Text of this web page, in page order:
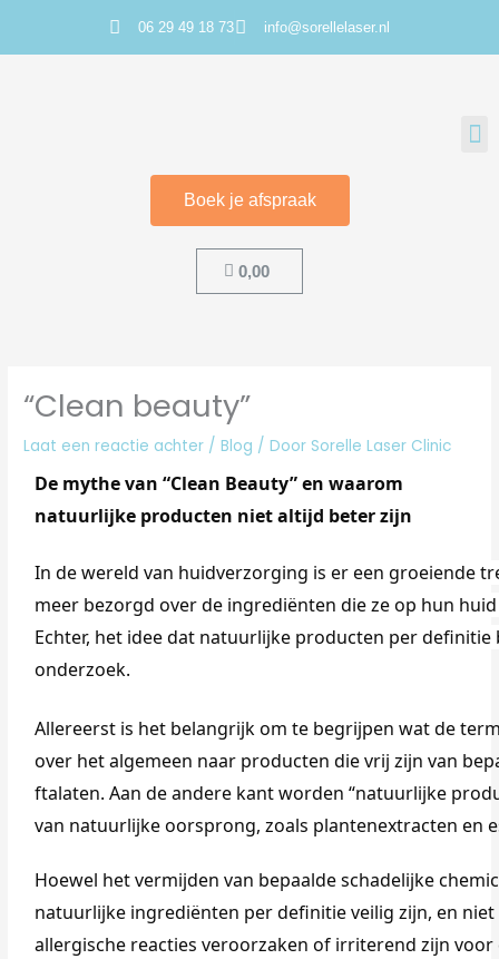
06 29 49 18 73 info@sorellelaser.nl
Boek je afspraak
0,00
Cart
“Clean beauty”
Laat een reactie achter /Blog / Door Sorelle Laser Clinic
De mythe van “Clean Beauty” en waarom
natuurlijke producten niet altijd beter zijn
In de wereld van huidverzorging is er een groeiende
meer bezorgd over de ingrediënten die ze op hun
Echter, het idee dat natuurlijke producten per
onderzoek.
Allereerst is het belangrijk om te begrijpen wat de
over het algemeen naar producten die vrij zijn van
ftalaten. Aan de andere kant worden “natuurlijke
van natuurlijke oorsprong, zoals plantenextracten en
Hoewel het vermijden van bepaalde schadelijke
natuurlijke ingrediënten perdefinitie veilig zijn, en
allergische reacties veroorzaken of irriterend zijn